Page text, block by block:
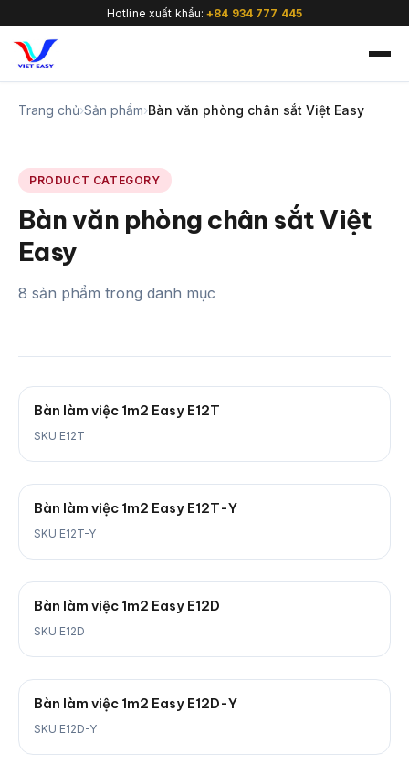
Hotline xuất khẩu:+84 934 777 445
Trang chủ›Sản phẩm›Bàn văn phòng chân sắt Việt Easy
PRODUCT CATEGORY
Bàn văn phòng chân sắt Việt
Easy
8 sản phẩm trong danh mục
Bàn làm việc 1m2 Easy E12T
SKU E12T
Bàn làm việc 1m2 Easy E12T-Y
SKU E12T-Y
Bàn làm việc 1m2 Easy E12D
SKU E12D
Bàn làm việc 1m2 Easy E12D-Y
SKU E12D-Y